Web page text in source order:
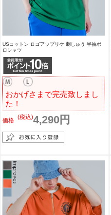
USコットン ロゴアップリケ 刺しゅう 半袖ポ
ロシャツ
おかげさまで完売致しまし
た！
価格 4,290円
(税込)